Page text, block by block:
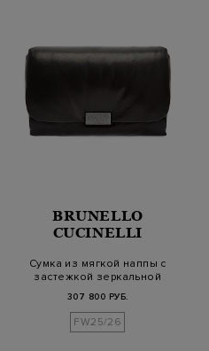
BRUNELLO
CUCINELLI
Сумка из мягкой наппы с
застежкой зеркальной
307 800 РУБ.
FW25/26